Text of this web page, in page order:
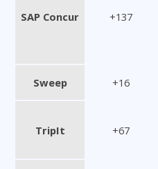
SAP Concur +137
Sweep +16
TripIt +67